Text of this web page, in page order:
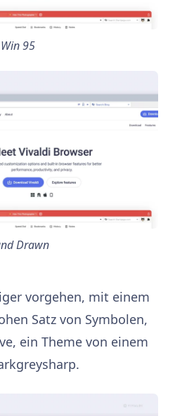
Win 95
Drawn
vorgehen, mit einem
Satz von Symbolen,
ein Theme von einem